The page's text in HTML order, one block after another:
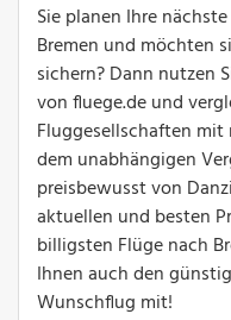
Sie planen Ihre
Bremen und möchten
sichern? Dann nutzen
von fluege.de und
Fluggesellschaften
dem unabhängigen
preisbewusst von
aktuellen und besten
billigsten Flüge nach
Ihnen auch den
Wunschflug mit!